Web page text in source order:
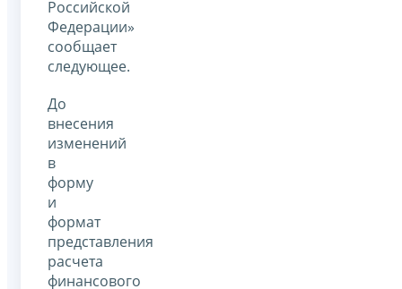
Российской
Федерации»
сообщает
следующее.
До
внесения
изменений
в
форму
и
формат
представления
расчета
финансового